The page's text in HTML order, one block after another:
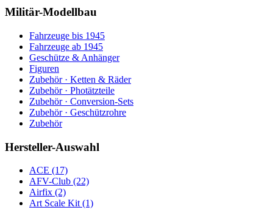
Militär-Modellbau
Fahrzeuge bis 1945
Fahrzeuge ab 1945
Geschütze & Anhänger
Figuren
Zubehör · Ketten & Räder
Zubehör · Photätzteile
Zubehör · Conversion-Sets
Zubehör · Geschützrohre
Zubehör
Hersteller-Auswahl
ACE (17)
AFV-Club (22)
Airfix (2)
Art Scale Kit (1)